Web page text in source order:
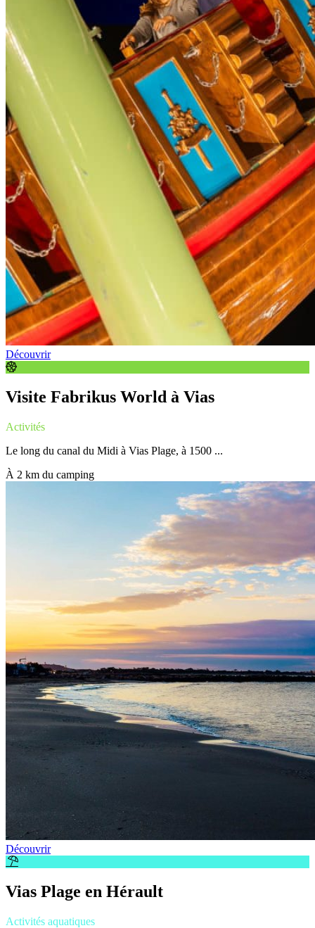
Découvrir
Visite Fabrikus World à Vias
Activités
Le long du canal du Midi à Vias Plage, à 1500 ...
À 2 km du camping
Découvrir
Vias Plage en Hérault
Activités aquatiques